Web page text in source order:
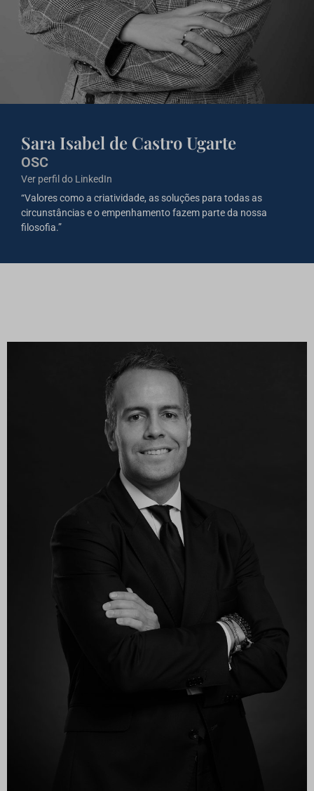
Sara Isabel de Castro Ugarte
OSC
Ver perfil do LinkedIn
“Valores como a criatividade, as soluções para todas as
circunstâncias e o empenhamento fazem parte da nossa
filosofia.”